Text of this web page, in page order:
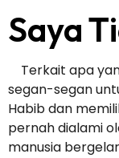
Saya
Terkait apa
segan-segan
Habib dan
pernah dialami
manusia